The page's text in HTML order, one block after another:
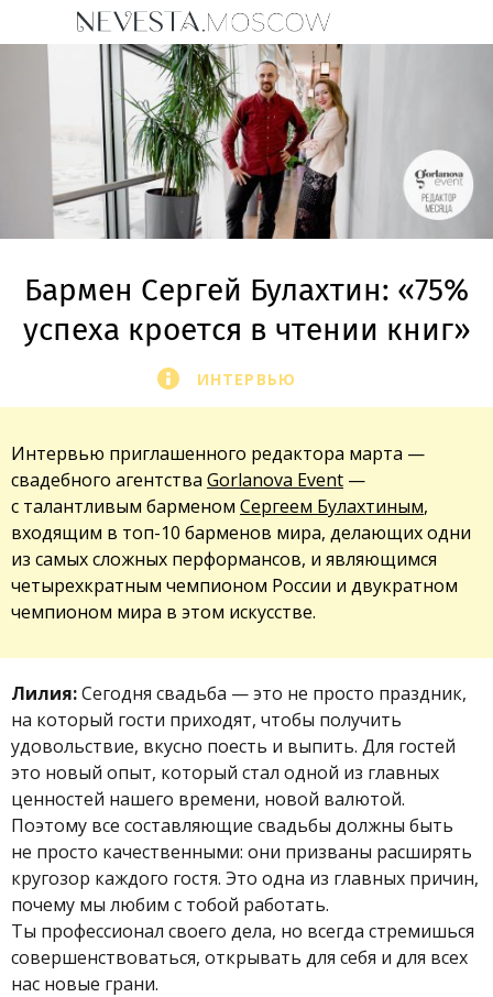
Бармен Сергей Булахтин: «75%
успеха кроется в чтении книг»
ИНТЕРВЬЮ
Интервью приглашенного редактора марта —
свадебного агентства Gorlanova Event —
с талантливым барменом Сергеем Булахтиным,
входящим в топ-10 барменов мира, делающих одни
из самых сложных перформансов, и являющимся
четырехкратным чемпионом России и двукратном
чемпионом мира в этом искусстве.
Лилия:Сегодня свадьба — это не просто праздник,
на который гости приходят, чтобы получить
удовольствие, вкусно поесть и выпить. Для гостей
это новый опыт, который стал одной из главных
ценностей нашего времени, новой валютой.
Поэтому все составляющие свадьбы должны быть
не просто качественными: они призваны расширять
кругозор каждого гостя. Это одна из главных причин,
почему мы любим с тобой работать.
Ты профессионал своего дела, но всегда стремишься
совершенствоваться, открывать для себя и для всех
нас новые грани.